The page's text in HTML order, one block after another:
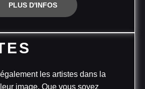
PLUS D'INFOS
les artistes dans la
image. Que vous soyez